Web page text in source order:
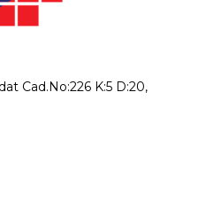
Cad.No:226 K:5 D:20,